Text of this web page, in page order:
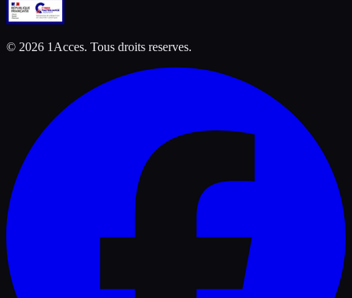
© 2026 1Acces. Tous droits reserves.